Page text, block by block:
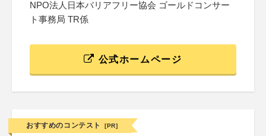
NPO法人日本バリアフリー協会 ゴールドコンサー
ト事務局 TR係
公式ホームページ
おすすめのコンテスト [PR]